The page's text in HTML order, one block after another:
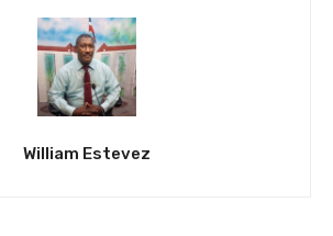
William Estevez